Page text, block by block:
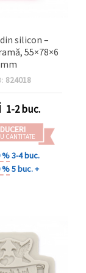
silicon –
55×78×6
mm
824018
1-2 buc.
CANTITATE
%3-4 buc.
%5 buc. +